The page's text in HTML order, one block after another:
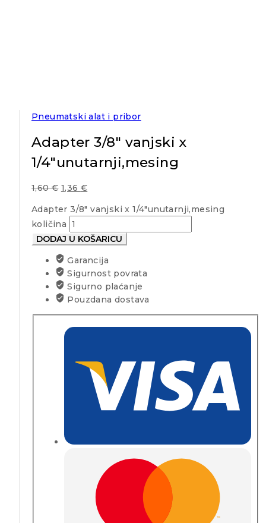
Pneumatski alat i pribor
Adapter 3/8″ vanjski x
1/4″unutarnji,mesing
1,60€ 1,36 €
Adapter 3/8" vanjski x 1/4"unutarnji,mesing
količina
DODAJ U KOŠARICU
Garancija
Sigurnost povrata
Sigurno plaćanje
Pouzdana dostava